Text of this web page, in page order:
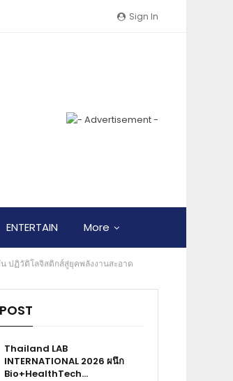
Sign In
ENTERTAIN More
ปฏิวัติโลจิสติกส์สู่ยุคพลังงานสะอาด
Thailand LAB
INTERNATIONAL 2026 ผนึก
Bio+HealthTech…